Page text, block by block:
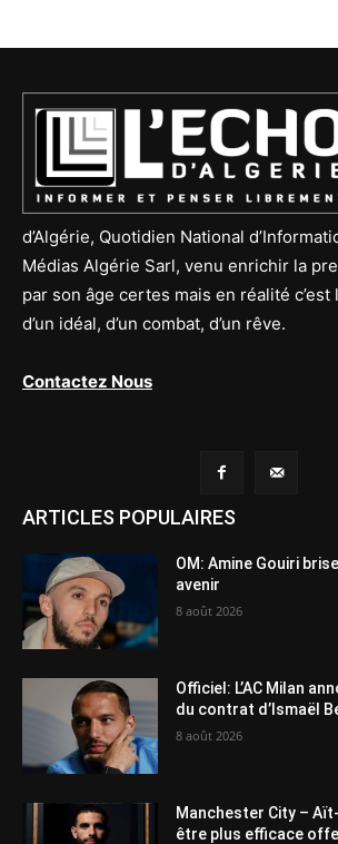
d’Algérie, Quotidien National
Médias Algérie Sarl, venu enrichir la
par son âge certes mais en réalité
d’un idéal, d’un combat, d’un rêve.
Contactez Nous
ARTICLES POPULAIRES
OM: Amine Gouiri
avenir
8 août 2026
Officiel: L’AC Milan
du contrat d’Ismaël
8 août 2026
Manchester City –
être plus efficace